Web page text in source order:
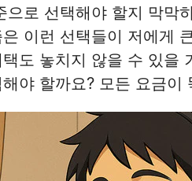
로 선택해야 할지 막막
이런 선택들이 저에게
도 놓치지 않을 수 있을
야 할까요? 모든 요금이